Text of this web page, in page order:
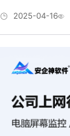
2025-04-16